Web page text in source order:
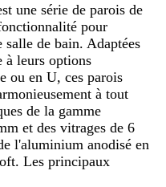
une série de parois de
pour
de bain. Adaptées
à leurs options
ou en U, ces parois
à tout
de la gamme
et des vitrages de 6
l'aluminium anodisé en
Les principaux